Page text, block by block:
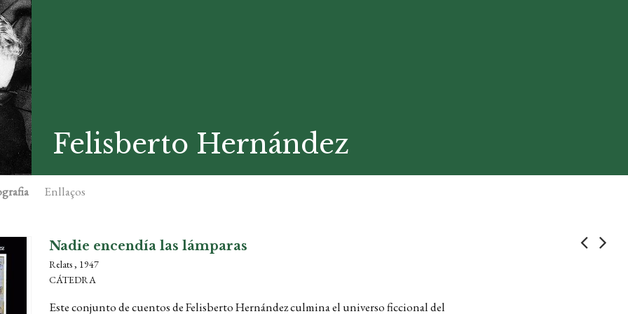
Felisberto Hernández
Enllaços
Nadie encendía las lámparas
Relats , 1947
CÁTEDRA
Este conjunto de cuentos de Felisberto Hernández culmina el universo ficcional del